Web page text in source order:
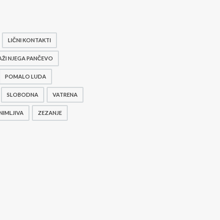
LIČNI KONTAKTI
NJEGA PANČEVO
POMALO LUDA
SLOBODNA VATRENA
ZEZANJE